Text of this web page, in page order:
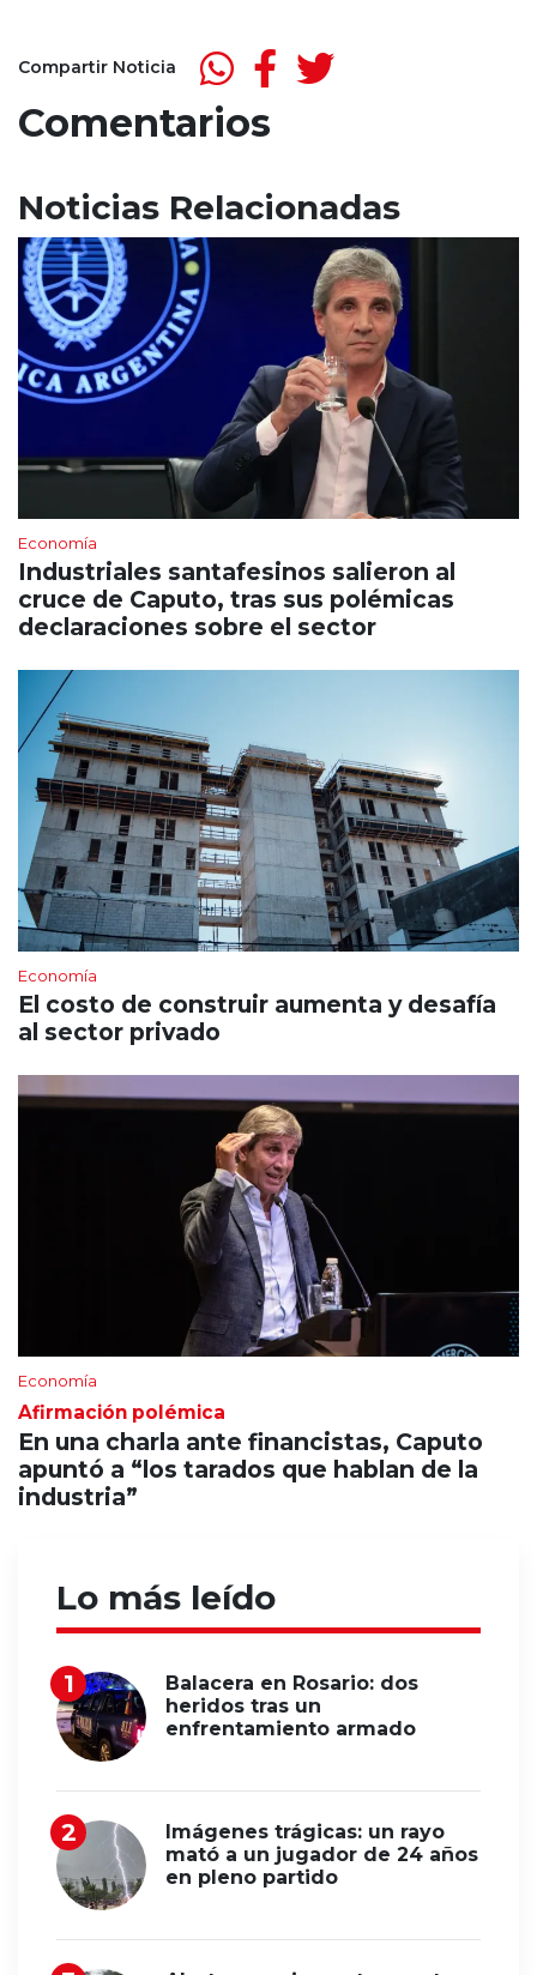
Compartir Noticia
Comentarios
Noticias Relacionadas
Economía
Industriales santafesinos salieron al
cruce de Caputo, tras sus polémicas
declaraciones sobre el sector
Economía
El costo de construir aumenta y desafía
al sector privado
Economía
Afirmación polémica
En una charla ante financistas, Caputo
apuntó a “los tarados que hablan de la
industria”
Lo más leído
Balacera en Rosario: dos
heridos tras un
enfrentamiento armado
Imágenes trágicas: un rayo
mató a un jugador de 24 años
en pleno partido